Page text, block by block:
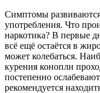
Симптомы развиваются
употребления. Что
наркотика? В первые
всё ещё остаётся в
может колебаться.
курения конопли
постепенно
рекомендуется